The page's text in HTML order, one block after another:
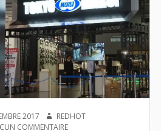
2017 AUTEUR
REDHOT
COMMENTAIRESUR